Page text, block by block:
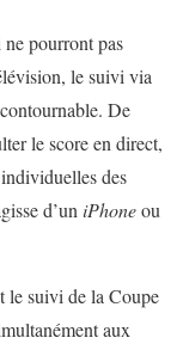
pourront pas
le suivi via
De
le score en direct,
des
d’un iPhoneou
le suivi de la Coupe
aux